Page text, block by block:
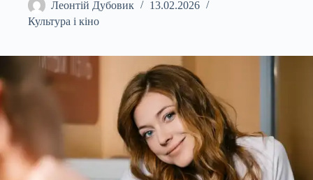
Леонтій Дубовик
13.02.2026
Культура і кіно